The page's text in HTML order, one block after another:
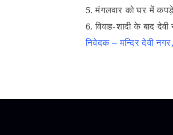
5. मंगलवार को घर में
6. विवाह-शादी के बाद
निवेदक – मन्दिर देवी